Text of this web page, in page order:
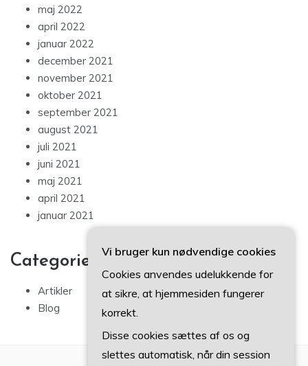
maj 2022
april 2022
januar 2022
december 2021
november 2021
oktober 2021
september 2021
august 2021
juli 2021
juni 2021
maj 2021
april 2021
januar 2021
Categories
Artikler
Blog
Vi bruger kun nødvendige cookies
Cookies anvendes udelukkende for
at sikre, at hjemmesiden fungerer
korrekt.
Disse cookies sættes af os og
slettes automatisk, når din session